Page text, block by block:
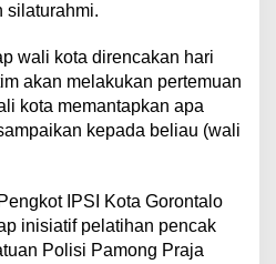
silaturahmi.
wali kota direncakan hari
akan melakukan pertemuan
kota memantapkan apa
kepada beliau (wali
IPSI Kota Gorontalo
inisiatif pelatihan pencak
Polisi Pamong Praja